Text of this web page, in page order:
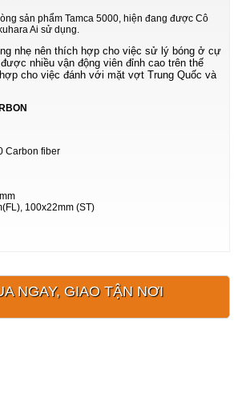
sản phẩm Tamca 5000, hiện đang được Cô
Ai sử dụng.
nhẹ nên thích hợp cho việc sử lý bóng ở cự
nhiều vận động viên đỉnh cao trên thế
cho việc đánh với mặt vợt Trung Quốc và
Carbon fiber
100x22mm (ST)
NGAY, GIAO TẬN NƠI